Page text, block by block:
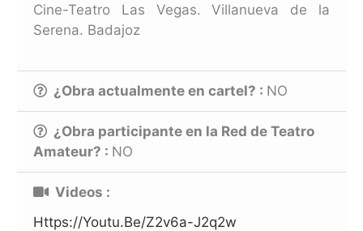
Cine-Teatro Las Vegas. Villanueva de la
Serena. Badajoz
¿Obra actualmente en cartel? : NO
¿Obra participante en la Red de Teatro
Amateur? : NO
Videos :
Https://youtu.be/Z2v6a-J2q2w